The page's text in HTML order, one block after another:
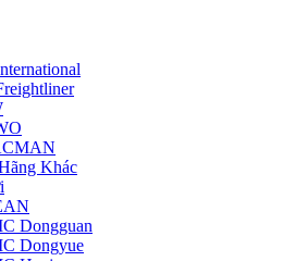
Khác
Dongguan
Dongyue